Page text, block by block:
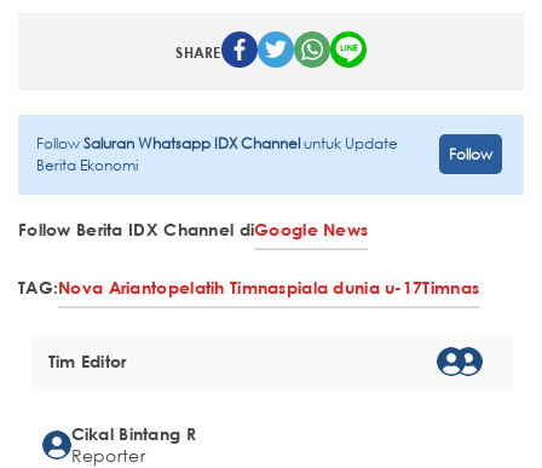
SHARE
FollowSaluran Whatsapp IDX Channeluntuk Update
Berita Ekonomi
Follow
Follow Berita IDX Channel diGoogle News
TAG:Nova Ariantopelatih Timnaspiala dunia u-17Timnas
Tim Editor
Cikal Bintang R
Reporter